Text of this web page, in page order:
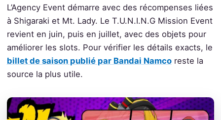
L’Agency Event démarre avec des récompenses liées
à Shigaraki et Mt. Lady. Le T.U.N.I.N.G Mission Event
revient en juin, puis en juillet, avec des objets pour
améliorer les slots. Pour vérifier les détails exacts, le
billet de saison publié par Bandai Namcoreste la
source la plus utile.